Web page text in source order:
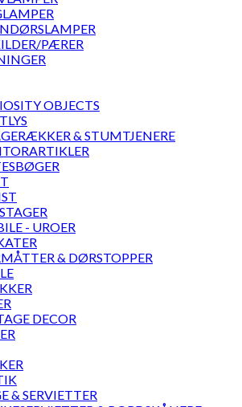
PÆRER
OBJECTS
& STUMTJENERE
- UROER
& DØRSTOPPER
DECOR
& SERVIETTER